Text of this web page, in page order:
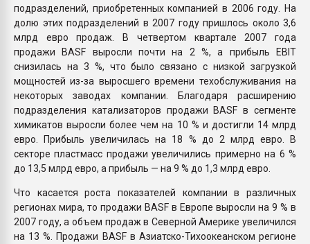
подразделений, приобретенных компанией в 2006 году. На
долю этих подразделений в 2007 году пришлось около 3,6
млрд евро продаж. В четвертом квартале 2007 года
продажи BASF выросли почти на 2 %, а прибыль EBIT
снизилась на 3 %, что было связано с низкой загрузкой
мощностей из-за выросшего времени техобслуживания на
некоторых заводах компании. Благодаря расширению
подразделения катализаторов продажи BASF в сегменте
химикатов выросли более чем на 10 % и достигли 14 млрд
евро. Прибыль увеличилась на 18 % до 2 млрд евро. В
секторе пластмасс продажи увеличились примерно на 6 %
до 13,5 млрд евро, а прибыль — на 9 % до 1,3 млрд евро.
Что касается роста показателей компании в различных
регионах мира, то продажи BASF в Европе выросли на 9 % в
2007 году, а объем продаж в Северной Америке увеличился
на 13 %. Продажи BASF в Азиатско-Тихоокеанском регионе